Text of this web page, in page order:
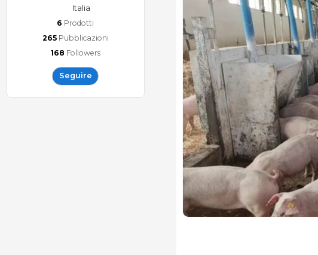
Italia
6 Prodotti
265 Pubblicazioni
168 Followers
Seguire